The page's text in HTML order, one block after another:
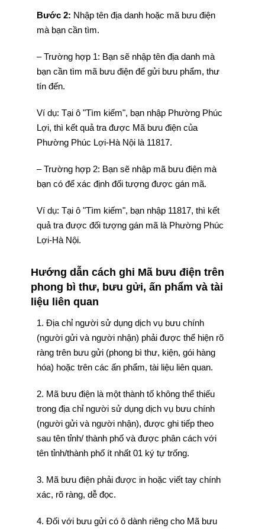
Bước 2: Nhập tên địa danh hoặc mã bưu điện
mà bạn cần tìm.
– Trường hợp 1: Bạn sẽ nhập tên địa danh mà
bạn cần tìm mã bưu điện để gửi bưu phẩm, thư
tín đến.
Ví dụ: Tại ô "Tìm kiếm", bạn nhập Phường Phúc
Lợi, thì kết quả tra được Mã bưu điện của
Phường Phúc Lợi-Hà Nội là 11817.
– Trường hợp 2: Bạn sẽ nhập mã bưu điện mà
bạn có để xác định đối tượng được gán mã.
Ví dụ: Tại ô "Tìm kiếm", bạn nhập 11817, thì kết
quả tra được đối tượng gán mã là Phường Phúc
Lợi-Hà Nội.
Hướng dẫn cách ghi Mã bưu điện trên
phong bì thư, bưu gửi, ấn phẩm và tài
liệu liên quan
1. Địa chỉ người sử dụng dịch vụ bưu chính
(người gửi và người nhận) phải được thể hiện rõ
ràng trên bưu gửi (phong bì thư, kiện, gói hàng
hóa) hoặc trên các ấn phẩm, tài liệu liên quan.
2. Mã bưu điện là một thành tố không thể thiếu
trong địa chỉ người sử dụng dịch vụ bưu chính
(người gửi và người nhận), được ghi tiếp theo
sau tên tỉnh/ thành phố và được phân cách với
tên tỉnh/thành phố ít nhất 01 ký tự trống.
3. Mã bưu điện phải được in hoặc viết tay chính
xác, rõ ràng, dễ đọc.
4. Đối với bưu gửi có ô dành riêng cho Mã bưu